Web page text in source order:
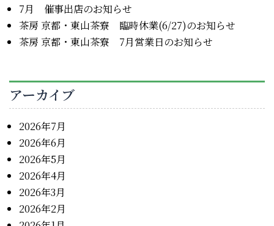
7月 催事出店のお知らせ
茶房 京都・東山茶寮 臨時休業(6/27)のお知らせ
茶房 京都・東山茶寮 7月営業日のお知らせ
アーカイブ
2026年7月
2026年6月
2026年5月
2026年4月
2026年3月
2026年2月